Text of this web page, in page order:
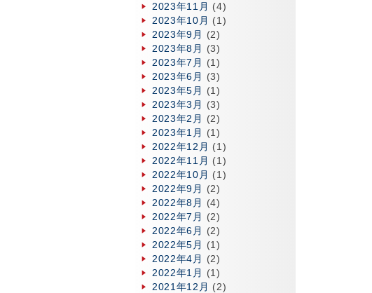
2023年11月 (4)
2023年10月 (1)
2023年9月
(2)
2023年8月
(3)
2023年7月
(1)
2023年6月
(3)
2023年5月
(1)
2023年3月
(3)
2023年2月
(2)
2023年1月
(1)
2022年12月 (1)
2022年11月 (1)
2022年10月 (1)
2022年9月
(2)
2022年8月
(4)
2022年7月
(2)
2022年6月
(2)
2022年5月
(1)
2022年4月
(2)
2022年1月
(1)
2021年12月 (2)